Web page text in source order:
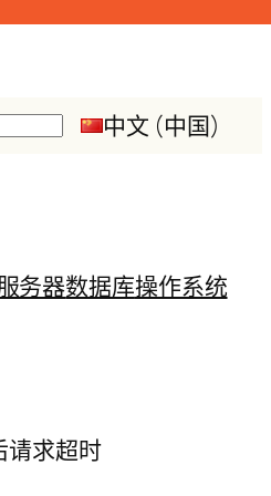
中文 (中国)
务器数据库操作系统
请求超时